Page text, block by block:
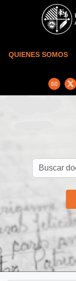
Skip to main content
QUIENES SOMOS